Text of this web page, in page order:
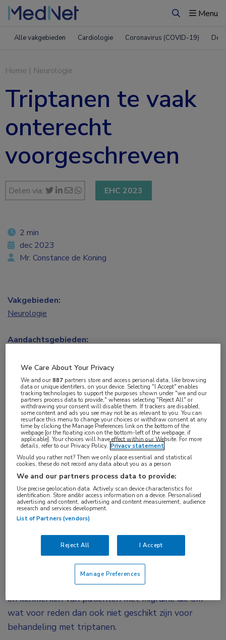
ZoekenMenu
Alle vakgebieden Cardiologie Coronavirus (COVID-19)
Home | Neurologie
Triptanen te vaak
onterecht
voorgeschreven
Delen via: EHC 2023
Er blijkt een aanzienlijke patiëntenpopulatie te
zijn die ondanks aanhoudende migraine geen
triptanen kan of wil blijven gebruiken. Zo worden
triptanen frequent voorgeschreven aan patiënten
met duidelijke contra-indicaties. Verder
onderzoek moet de relatieve frequentie van
ongeschiktheid voor triptanengebruik bepalen.
acute behandeling van migraine, leiden ze bij
sommige patiënten tot klinische problemen. Een
systematische review identificeerde en evalueerde
het gepubliceerde bewijs over incidentie, frequentie
en kenmerken van patiënten met migraine die om
wat voor reden dan ook niet geschikt zijn voor
behandeling met triptanen.
2 min
dec 2023
Mr. Constance de Koning
Vakgebieden:
Neurologie
Aandachtsgebieden:
Tags:
migraine,triptanen
We Care About Your Privacy
We and our887 partners store and access personal data, like browsing
data or unique identifiers, on your device. Selecting "I Accept" enables
tracking technologies to support the purposes shown under "we and our
partners process data to provide," whereas selecting "Reject All" or
withdrawing your consent will disable them. If trackers are disabled,
some content and ads you see may not be as relevant to you. You can
resurface this menu to change your choices or withdraw consent at any
time by clicking the Manage Preferences link on the bottom of the
webpage [or the floating icon on the bottom-left of the webpage, if
applicable]. Your choices will have effect within our Website. For more
details, refer to our Privacy Policy. Privacy statement
Would you rather not? Then we only place essential and statistical
cookies, these do not record any data about you as a person
We and our partners process data to provide:
Use precise geolocation data. Actively scan device characteristics for
identification. Store and/or access information on a device. Personalised
advertising and content, advertising and content measurement, audience
research and services development.
List of Partners (vendors)
Reject All I Accept
Manage Preferences